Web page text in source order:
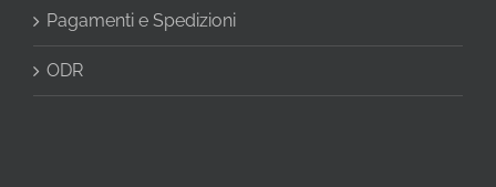
Pagamenti e Spedizioni
ODR